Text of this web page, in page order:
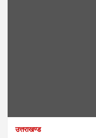
उत्तराखण्ड